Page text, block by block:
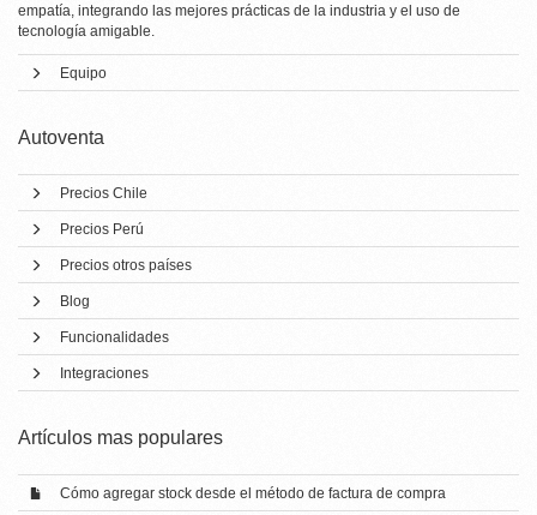
empatía, integrando las mejores prácticas de la industria y el uso de
tecnología amigable.
Equipo
Autoventa
Precios Chile
Precios Perú
Precios otros países
Blog
Funcionalidades
Integraciones
Artí­culos mas populares
Cómo agregar stock desde el método de factura de compra